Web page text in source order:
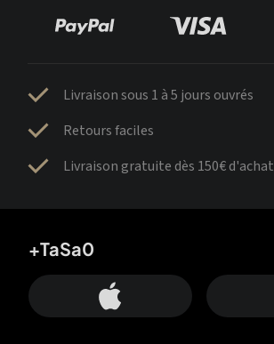
Livraison sous 1 à 5 jours ouvrés
Retours faciles
Livraison gratuite dès 150€ d'achat
+TaSa0